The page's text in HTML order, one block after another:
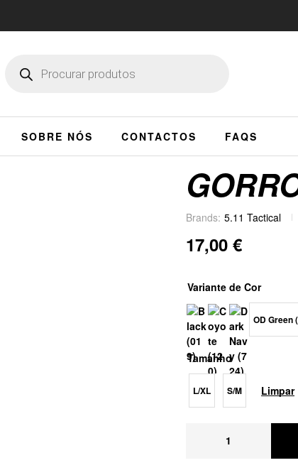
SOBRE NÓS CONTACTOS FAQS
Brands: 5.11 Tactical
17,00 €
Variante de Cor
OD Green
Tamanho
L/XL S/M Limpar